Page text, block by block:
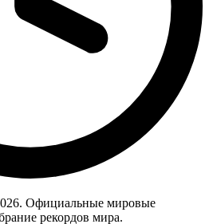
Официальные мировые
рекордов мира.